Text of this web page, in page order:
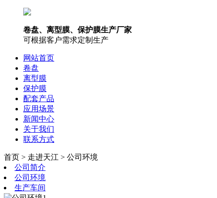
卷盘、离型膜、保护膜生产厂家
可根据客户需求定制生产
网站首页
卷盘
离型膜
保护膜
配套产品
应用场景
新闻中心
关于我们
联系方式
首页 > 走进天江 > 公司环境
公司简介
公司环境
生产车间